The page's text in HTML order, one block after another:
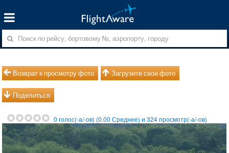
Возврат к просмотру фото Загрузите свои фото
Поделиться
0 голос(-а/-ов) (0.00 Среднее) и324просмотр(-а/-ов)